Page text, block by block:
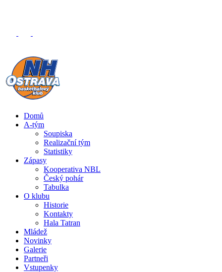
Domů
A-tým
Soupiska
Realizační tým
Statistiky
Zápasy
Kooperativa NBL
Český pohár
Tabulka
O klubu
Historie
Kontakty
Hala Tatran
Mládež
Novinky
Galerie
Partneři
Vstupenky